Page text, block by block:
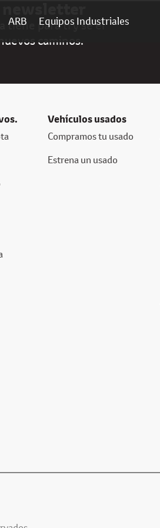
ARB Equipos Industriales
tiene para ti y sé el
caminos.
Vehículos usados
Compramos tu usado
Estrena un usado